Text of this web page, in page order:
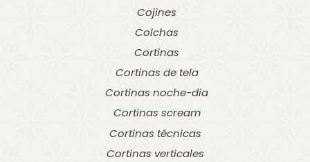
Cojines
Colchas
Cortinas
Cortinas de tela
Cortinas noche-dia
Cortinas scream
Cortinas técnicas
Cortinas verticales